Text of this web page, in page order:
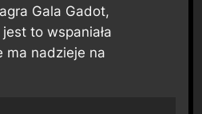
Gala Gadot,
to wspaniała
ma nadzieje na